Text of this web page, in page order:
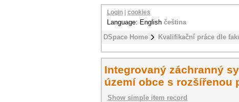
DSpace Home Kvalifikační práce dle
Login cookies
Language: English čeština
Integrovaný záchranný
území obce s rozšířenou
Show simple item record